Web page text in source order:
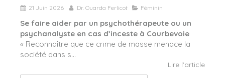
21 Juin 2026 Dr. Ouarda Ferlicot Féminin
Se faire aider par un psychothérapeute ou un
psychanalyste en cas d’inceste à Courbevoie
« Reconnaître que ce crime de masse menace la
société dans s...
Lire l'article